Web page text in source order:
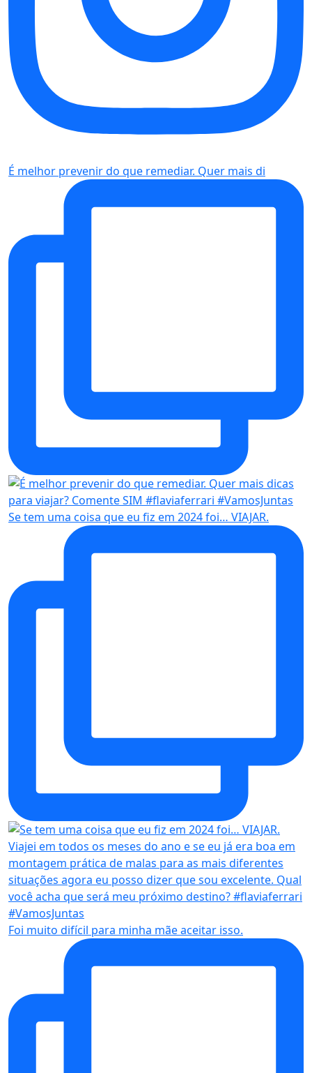
É melhor prevenir do que remediar. Quer mais di
Se tem uma coisa que eu fiz em 2024 foi… VIAJAR.
Foi muito difícil para minha mãe aceitar isso.